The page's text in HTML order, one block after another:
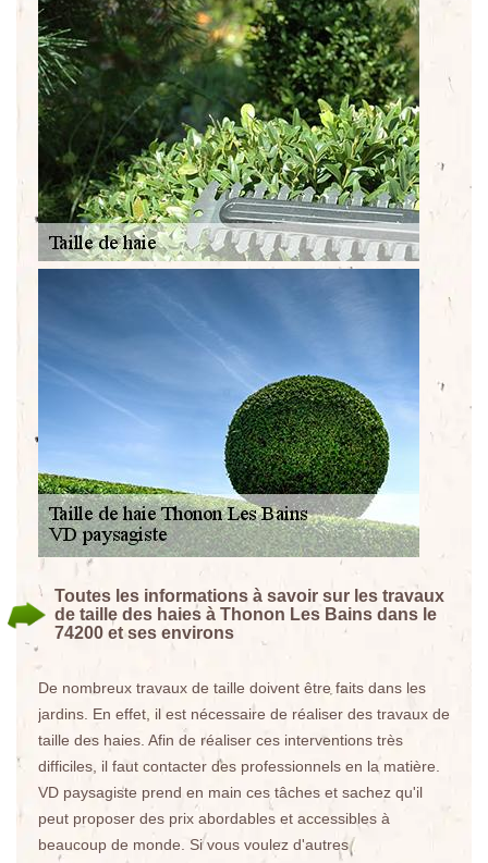
Toutes les informations à savoir sur les travaux
de taille des haies à Thonon Les Bains dans le
74200 et ses environs
De nombreux travaux de taille doivent être faits dans les
jardins. En effet, il est nécessaire de réaliser des travaux de
taille des haies. Afin de réaliser ces interventions très
difficiles, il faut contacter des professionnels en la matière.
VD paysagiste prend en main ces tâches et sachez qu'il
peut proposer des prix abordables et accessibles à
beaucoup de monde. Si vous voulez d'autres